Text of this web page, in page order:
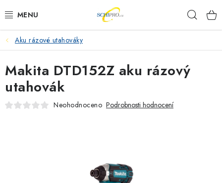
na
AKU NÁŘADÍ
ELEKTRICKÉ NÁŘADÍ
PŘÍSLUŠENSTVÍ
Aku rázové utahováky
Makita DTD152Z aku rázový
utahovák
Neohodnoceno Podrobnosti hodnocení